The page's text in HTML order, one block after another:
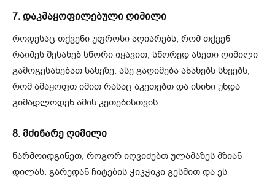
7. დაკმაყოფილებული ღიმილი
როდესაც თქვენი უფროსი აღიარებს, რომ თქვენ
რაიმეს შესახებ სწორი იყავით, სწორედ ასეთი ღიმილი
გამოგესახებათ სახეზე. ასე გაღიმება ანახებს სხვებს,
რომ ამაყოფთ იმით რასაც აკეთებთ და ისინი უნდა
გიმადლოდენ ამის კეთებისთვის.
8. მძინარე ღიმილი
წარმოიდგინეთ, როგორ იღვიძებთ ულამაზეს მზიან
დილას. გარედან ჩიტების ჭიკჭიკი გესმით და ეს